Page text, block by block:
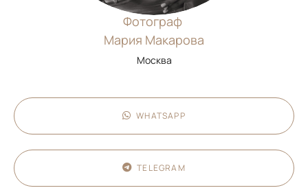
Фотограф
Мария Макарова
Москва
WHATSAPP
TELEGRAM